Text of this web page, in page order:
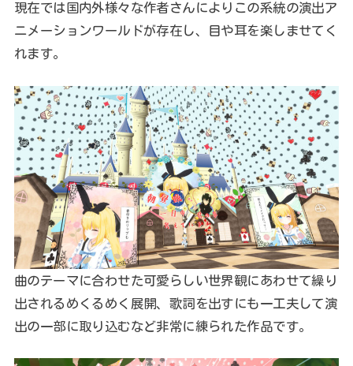
現在では国内外様々な作者さんによりこの系統の演出ア
ニメーションワールドが存在し、目や耳を楽しませてく
れます。
曲のテーマに合わせた可愛らしい世界観にあわせて繰り
出されるめくるめく展開、歌詞を出すにも一工夫して演
出の一部に取り込むなど非常に練られた作品です。